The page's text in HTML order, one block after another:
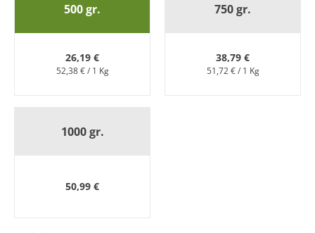
500 gr.
26,19 €
52,38 € / 1 Kg
750 gr.
38,79 €
51,72 € / 1 Kg
1000 gr.
50,99 €